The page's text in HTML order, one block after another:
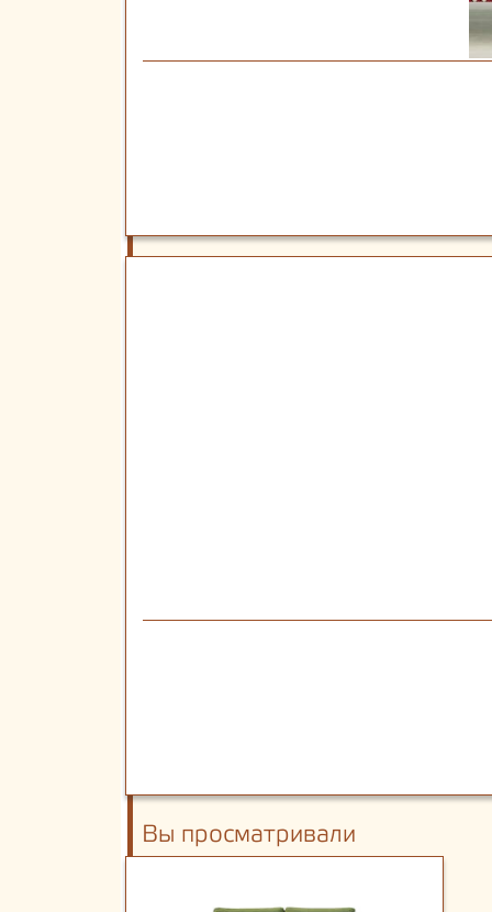
Вы просматривали